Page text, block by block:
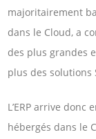
majoritairement
dans le Cloud, a
des plus grandes
plus des solutions
L’ERP arrive
hébergés dans le